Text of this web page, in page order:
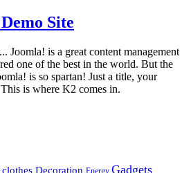
Site
Joomla! is a great content management
one of the best in the world. But the
is so spartan! Just a title, your
is where K2 comes in.
clothes Decoration Energy Gadgets